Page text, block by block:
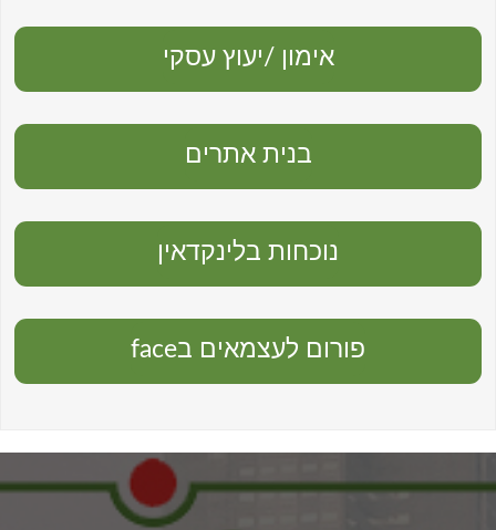
אימון /יעוץ עסקי
בנית אתרים
נוכחות בלינקדאין
פורום לעצמאים בface